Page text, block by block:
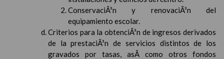
ConservaciÃ³n y renovaciÃ³n del
equipamiento escolar.
Criterios para la obtenciÃ³n de ingresos derivados
de la prestaciÃ³n de servicios distintos de los
gravados por tasas, asÃ­ como otros fondos